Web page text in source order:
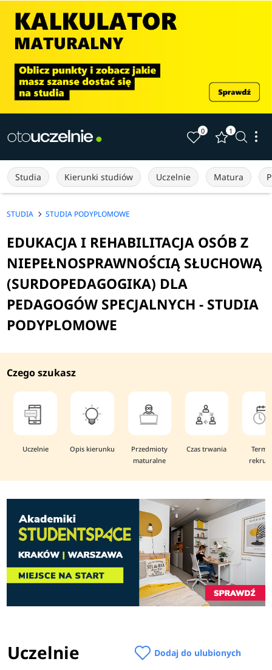
0 1
Studia Kierunki studiów Uczelnie Matura
STUDIA STUDIA PODYPLOMOWE
EDUKACJA I REHABILITACJA OSÓB Z
NIEPEŁNOSPRAWNOŚCIĄ SŁUCHOWĄ
(SURDOPEDAGOGIKA) DLA
PEDAGOGÓW SPECJALNYCH - STUDIA
PODYPLOMOWE
Czego szukasz
Uczelnie Opis kierunku
Przedmioty
maturalne
Czas trwania
Uczelnie Dodaj do ulubionych